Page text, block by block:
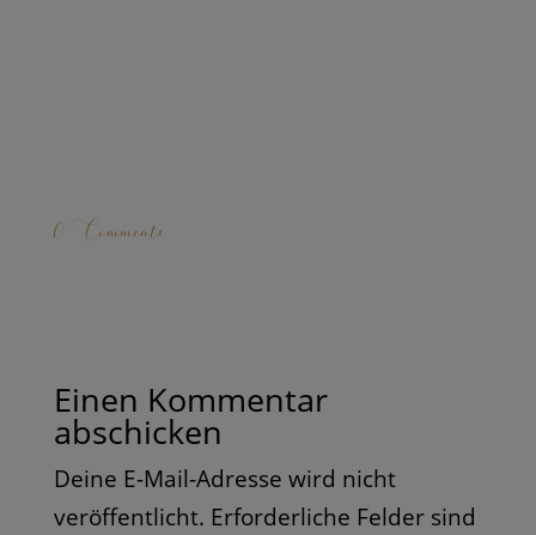
0 Comments
Einen Kommentar
abschicken
Deine E-Mail-Adresse wird nicht
veröffentlicht. Erforderliche Felder sind